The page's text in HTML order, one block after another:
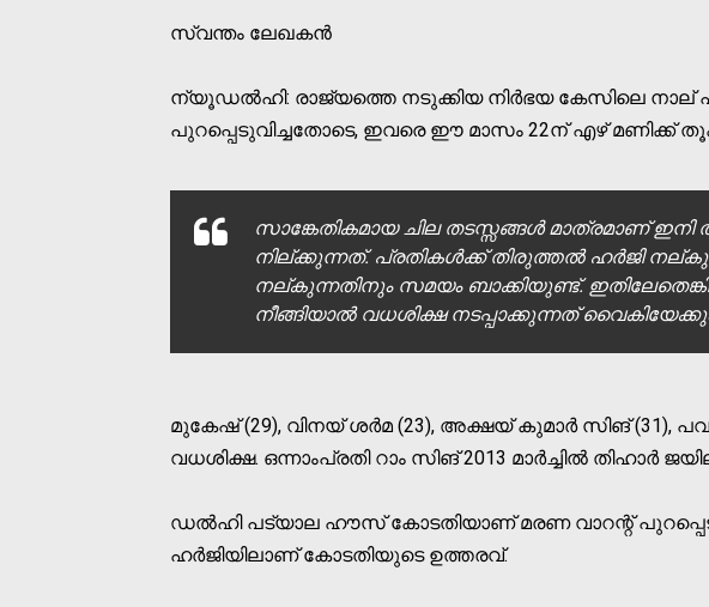
സ്വന്തം ലേഖകന്‍
ന്യൂഡല്‍ഹി: രാജ്യത്തെ നടുക്കിയ നിര്‍ഭയ കേസിലെ നാല്
പുറപ്പെടുവിച്ചതോടെ, ഇവരെ ഈ മാസം 22ന് എഴ് മണിക്ക്
സാങ്കേതികമായ ചില തടസ്സങ്ങള്‍ മാത്രമാണ് ഇനി
നില്ക്കുന്നത്. പ്രതികള്‍ക്ക് തിരുത്തല്‍ ഹര്‍ജി
നല്കുന്നതിനും സമയം ബാക്കിയുണ്ട്.
നീങ്ങിയാല്‍ വധശിക്ഷ നടപ്പാക്കുന്നത്
മുകേഷ് (29), വിനയ് ശര്‍മ (23), അക്ഷയ് കുമാര്‍ സിങ് (31),
വധശിക്ഷ. ഒന്നാംപ്രതി റാം സിങ് 2013 മാര്‍ച്ചില്‍ തിഹാര്‍
ഡല്‍ഹി പട്യാല ഹൗസ് കോടതിയാണ് മരണ വാറന്റ്
ഹര്‍ജിയിലാണ് കോടതിയുടെ ഉത്തരവ്.